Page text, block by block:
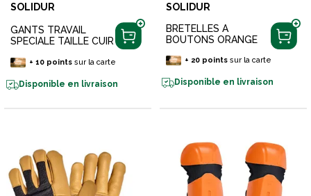
SOLIDUR
GANTS TRAVAIL
SPECIALE TAILLE CUIR
+ 10pointssur la carte
Disponible en livraison
SOLIDUR
BRETELLES A
BOUTONS ORANGE
+ 20pointssur la carte
Disponible en livraison